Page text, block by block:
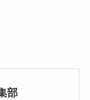
部